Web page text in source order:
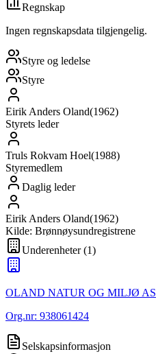
Regnskap
Ingen regnskapsdata tilgjengelig.
Styre og ledelse
Styre
Eirik Anders Oland(1962)
Styrets leder
Truls Rokvam Hoel(1988)
Styremedlem
Daglig leder
Eirik Anders Oland(1962)
Kilde: Brønnøysundregistrene
Underenheter(1)
OLAND NATUR OG MILJØ AS
Org.nr: 938061424
Selskapsinformasjon